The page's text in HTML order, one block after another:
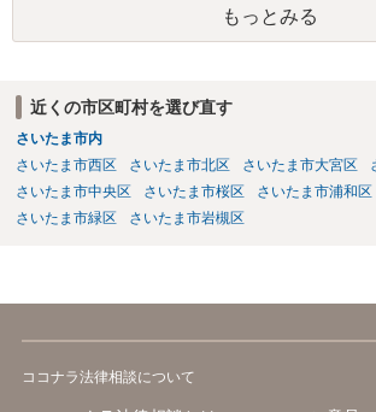
もっとみる
近くの市区町村を選び直す
さいたま市内
さいたま市西区
さいたま市北区 さいたま市大宮区
さいたま市中央区
さいたま市桜区 さいたま市浦和区
さいたま市緑区
さいたま市岩槻区
ココナラ法律相談について